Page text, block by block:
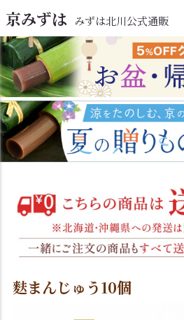
京みずは みずは北川公式通販
麩まんじゅう10個